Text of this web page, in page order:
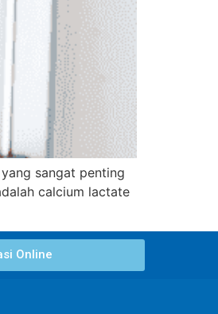
sangat penting
calcium lactate
Online